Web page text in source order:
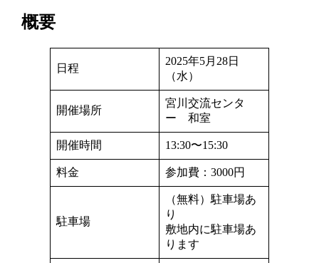
概要
日程
2025年5月28日
（水）
開催場所
宮川交流センタ
ー 和室
開催時間 13:30〜15:30
料金 参加費：3000円
駐車場
（無料）駐車場あ
り
敷地内に駐車場あ
ります